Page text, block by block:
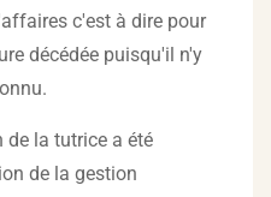
c'est à dire pour
décédée puisqu'il n'y
de la tutrice a été
de la gestion